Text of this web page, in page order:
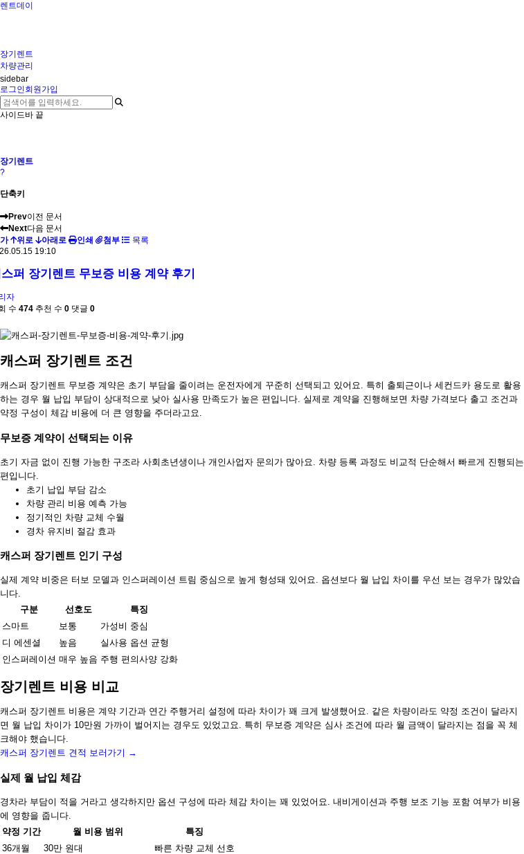
렌트데이
장기렌트
차량관리
sidebar
로그인회원가입
사이드바 끝
장기렌트
?
단축키
Prev이전 문서
Next다음 문서
가
위로 아래로 인쇄 첨부
목록
19:10
퍼 장기렌트 무보증 비용 계약 후기
자
수 474 추천 수 0 댓글 0
캐스퍼 장기렌트 조건
캐스퍼 장기렌트 무보증 계약은 초기 부담을 줄이려는 운전자에게 꾸준히 선택되고 있어요. 특히 출퇴근이나 세컨드카 용도로 활용
하는 경우 월 납입 부담이 상대적으로 낮아 실사용 만족도가 높은 편입니다. 실제로 계약을 진행해보면 차량 가격보다 출고 조건과
약정 구성이 체감 비용에 더 큰 영향을 주더라고요.
무보증 계약이 선택되는 이유
초기 자금 없이 진행 가능한 구조라 사회초년생이나 개인사업자 문의가 많아요. 차량 등록 과정도 비교적 단순해서 빠르게 진행되는
편입니다.
초기 납입 부담 감소
차량 관리 비용 예측 가능
정기적인 차량 교체 수월
경차 유지비 절감 효과
캐스퍼 장기렌트 인기 구성
실제 계약 비중은 터보 모델과 인스퍼레이션 트림 중심으로 높게 형성돼 있어요. 옵션보다 월 납입 차이를 우선 보는 경우가 많았습
니다.
구분
선호도
특징
스마트
보통
가성비 중심
디 에센셜
높음
실사용 옵션 균형
인스퍼레이션 매우 높음 주행 편의사양 강화
장기렌트 비용 비교
캐스퍼 장기렌트 비용은 계약 기간과 연간 주행거리 설정에 따라 차이가 꽤 크게 발생했어요. 같은 차량이라도 약정 조건이 달라지
면 월 납입 차이가 10만원 가까이 벌어지는 경우도 있었고요. 특히 무보증 계약은 심사 조건에 따라 월 금액이 달라지는 점을 꼭 체
크해야 했습니다.
캐스퍼 장기렌트 견적 보러가기 →
실제 월 납입 체감
경차라 부담이 적을 거라고 생각하지만 옵션 구성에 따라 체감 차이는 꽤 있었어요. 내비게이션과 주행 보조 기능 포함 여부가 비용
에 영향을 줍니다.
약정 기간
월 비용 범위
특징
36개월
30만 원대
빠른 차량 교체 선호